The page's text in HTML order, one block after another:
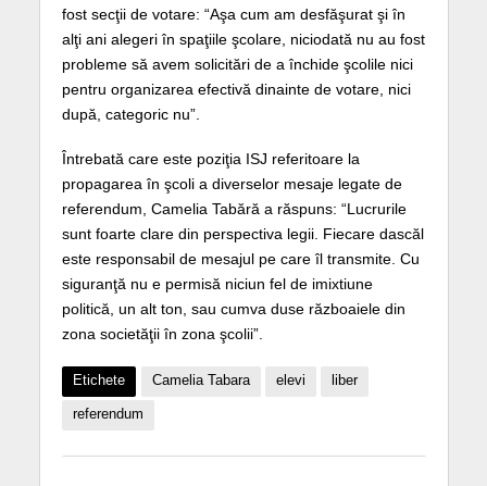
fost secţii de votare: “Aşa cum am desfăşurat şi în
alţi ani alegeri în spaţiile şcolare, niciodată nu au fost
probleme să avem solicitări de a închide şcolile nici
pentru organizarea efectivă dinainte de votare, nici
după, categoric nu”.
Întrebată care este poziţia ISJ referitoare la
propagarea în şcoli a diverselor mesaje legate de
referendum, Camelia Tabără a răspuns: “Lucrurile
sunt foarte clare din perspectiva legii. Fiecare dascăl
este responsabil de mesajul pe care îl transmite. Cu
siguranţă nu e permisă niciun fel de imixtiune
politică, un alt ton, sau cumva duse războaiele din
zona societăţii în zona şcolii”.
Etichete Camelia Tabara elevi liber
referendum